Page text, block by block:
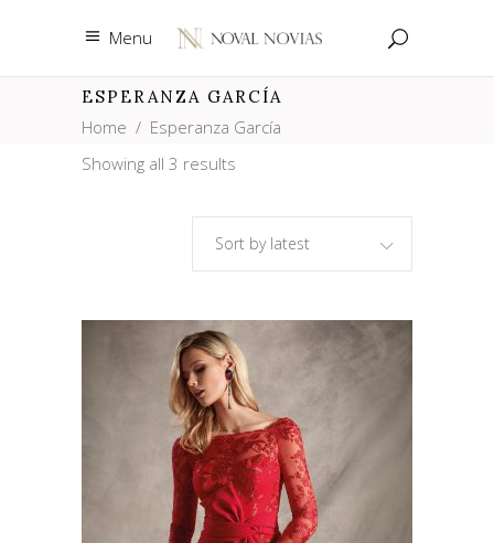
Menu
ESPERANZA GARCÍA
Home / Esperanza García
Showing all 3 results
Sort by latest